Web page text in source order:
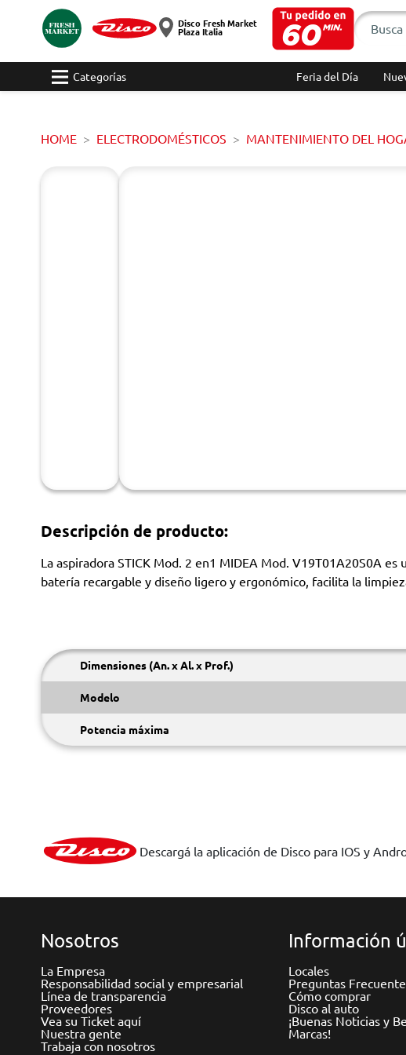
Disco Fresh Market
Plaza Italia
Categorías Feria del Día
HOME ELECTRODOMÉSTICOS MANTENIMIENTO DEL
Descripción de producto:
La aspiradora STICK Mod. 2 en1 MIDEA Mod. V19T01A20S0A
batería recargable y diseño ligero y ergonómico, facilita la
Dimensiones (An. x Al. x Prof.)
Modelo
Potencia máxima
Descargá la aplicación de Disco para IOS y
Nosotros
La Empresa
Responsabilidad social y empresarial
Línea de transparencia
Proveedores
Vea su Ticket aquí
Nuestra gente
Trabaja con nosotros
Información
Locales
Preguntas
Cómo comprar
Disco al auto
¡Buenas Noticias y
Marcas!